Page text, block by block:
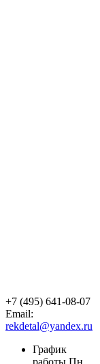
+7 (495) 641-08-07
Email:
rekdetal@yandex.ru
График
работы Пн.